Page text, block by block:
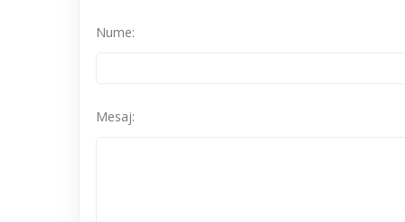
Nume:
Mesaj: